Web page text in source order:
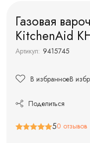
Газовая
KitchenAid
Артикул: 9415745
В избранноеВ
Поделиться
50 отзывов